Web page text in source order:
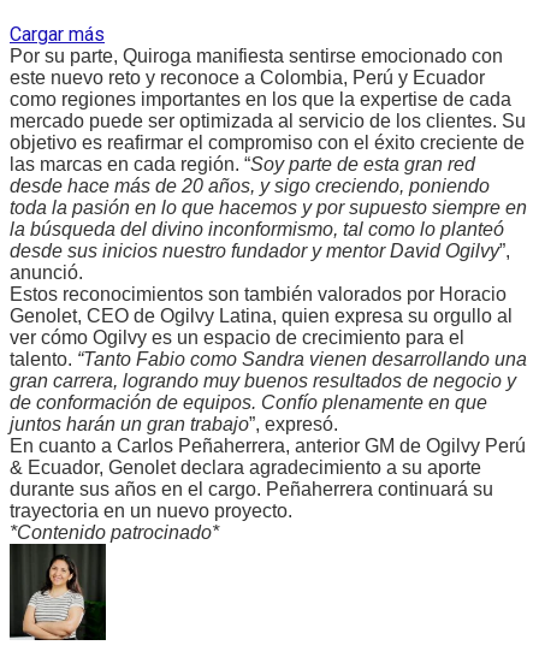
Cargar más
Por su parte, Quiroga manifiesta sentirse emocionado con
este nuevo reto y reconoce a Colombia, Perú y Ecuador
como regiones importantes en los que la expertise de cada
mercado puede ser optimizada al servicio de los clientes. Su
objetivo es reafirmar el compromiso con el éxito creciente de
las marcas en cada región. “Soy parte de esta gran red
desde hace más de 20 años, y sigo creciendo, poniendo
toda la pasión en lo que hacemos y por supuesto siempre en
la búsqueda del divino inconformismo, tal como lo planteó
desde sus inicios nuestro fundador y mentor David Ogilvy”,
anunció.
Estos reconocimientos son también valorados por Horacio
Genolet, CEO de Ogilvy Latina, quien expresa su orgullo al
ver cómo Ogilvy es un espacio de crecimiento para el
talento. “Tanto Fabio como Sandra vienen desarrollando una
gran carrera, logrando muy buenos resultados de negocio y
de conformación de equipos. Confío plenamente en que
juntos harán un gran trabajo”, expresó.
En cuanto a Carlos Peñaherrera, anterior GM de Ogilvy Perú
& Ecuador, Genolet declara agradecimiento a su aporte
durante sus años en el cargo. Peñaherrera continuará su
trayectoria en un nuevo proyecto.
*Contenido patrocinado*